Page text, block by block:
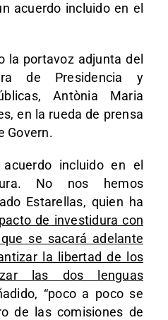
acuerdo incluido en el
la portavoz adjunta del
de Presidencia y
Antònia Maria
en la rueda de prensa
Govern.
incluido en el
No nos hemos
Estarellas, quien ha
de investidura con
se sacará adelante
la libertad de los
las dos lenguas
“poco a poco se
de las comisiones de